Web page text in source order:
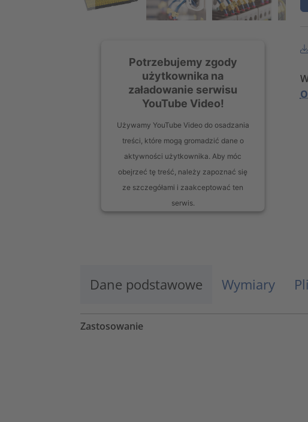
Potrzebujemy zgody
użytkownika na
załadowanie serwisu
YouTube Video!
Używamy YouTube Video do osadzania
treści, które mogą gromadzić dane o
aktywności użytkownika. Aby móc
obejrzeć tę treść, należy zapoznać się
ze szczegółami i zaakceptować ten
serwis.
powered byUsercentrics Consent
Dane podstawowe Wymiary
Zastosowanie